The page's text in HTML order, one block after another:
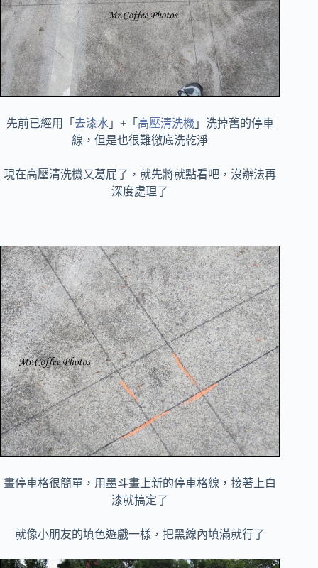
先前已經用「 去漆水 」+「 高壓清洗機 」洗掉舊的停車
線，但是也很難徹底洗乾淨
現在高壓清洗機又葛屁了，就先將就點看吧，沒辦法再
深度處理了
畫停車格很簡單，用墨斗畫上新的停車格線，接著上白
漆就搞定了
就像小朋友的填色遊戲一樣，把黑線內填滿就行了